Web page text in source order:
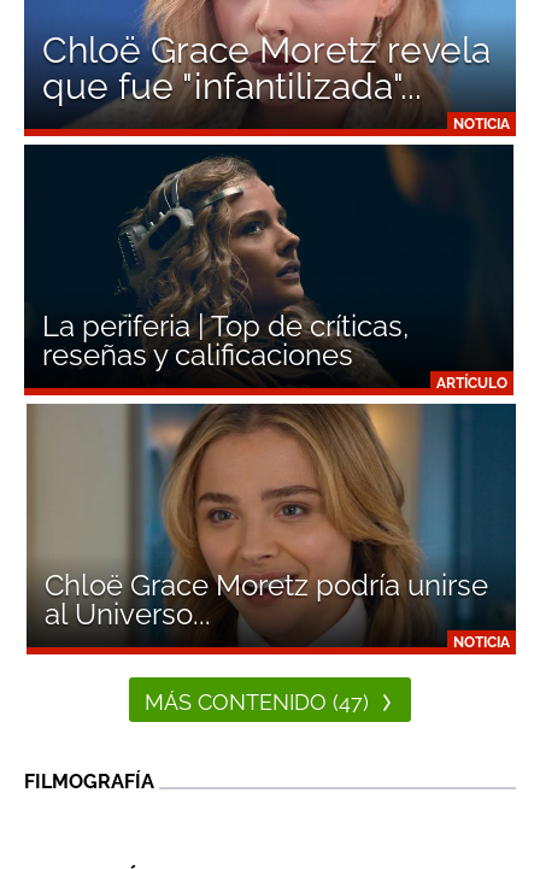
NOTICIA
Chloë Grace Moretz revela
que fue "infantilizada"...
ARTÍCULO
La periferia | Top de críticas,
reseñas y calificaciones
NOTICIA
Chloë Grace Moretz podría unirse
al Universo...
MÁS CONTENIDO (47)
FILMOGRAFÍA